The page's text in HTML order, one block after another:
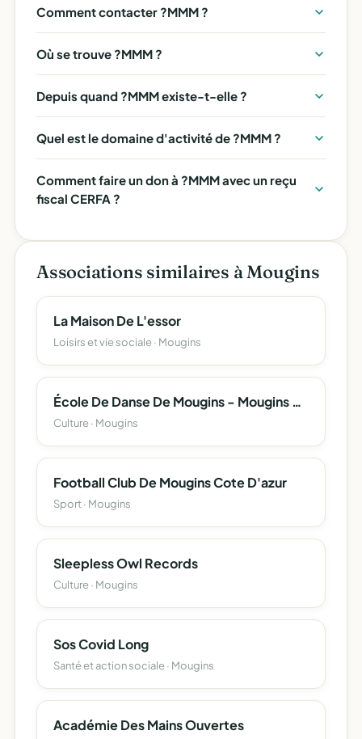
Comment contacter ?MMM ?
Où se trouve ?MMM ?
Depuis quand ?MMM existe-t-elle ?
Quel est le domaine d'activité de ?MMM ?
Comment faire un don à ?MMM avec un reçu
fiscal CERFA ?
Associations similaires à Mougins
La Maison De L'essor
Loisirs et vie sociale · Mougins
École De Danse De Mougins - Mougins En Danse
Culture · Mougins
Football Club De Mougins Cote D'azur
Sport · Mougins
Sleepless Owl Records
Culture · Mougins
Sos Covid Long
Santé et action sociale · Mougins
Académie Des Mains Ouvertes